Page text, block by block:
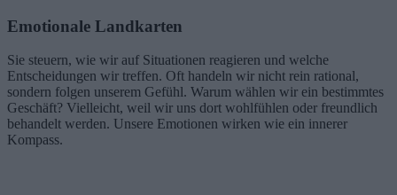
Emotionale Landkarten
Sie steuern, wie wir auf Situationen reagieren und welche
Entscheidungen wir treffen. Oft handeln wir nicht rein rational,
sondern folgen unserem Gefühl. Warum wählen wir ein bestimmtes
Geschäft? Vielleicht, weil wir uns dort wohlfühlen oder freundlich
behandelt werden. Unsere Emotionen wirken wie ein innerer
Kompass.